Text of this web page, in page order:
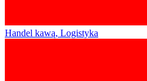
Handel kawą, Logistyka